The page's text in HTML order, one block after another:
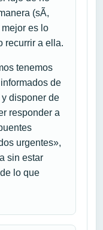
(sÃ­,
es lo
recurrir a ella.
tenemos
de
y disponer de
responder a
urgentes»,
sin estar
lo que